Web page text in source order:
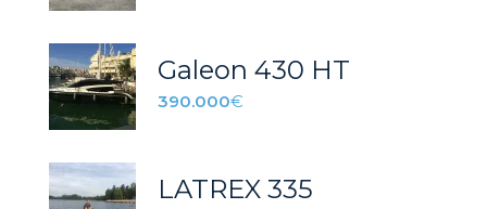
Galeon 430 HT
390.000€
LATREX 335